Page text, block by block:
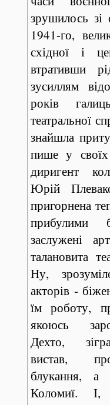
зрушилось зі
1941-го,
східної і
втративши
зусиллям
років
театральної
знайшла
пише у своїх
диригент
Юрій
пригорнена
прибулими
заслужені
талановита
Ну,
акторів -
їм роботу,
якоюсь
Дехто,
вистав,
блукання,
Коломиї.